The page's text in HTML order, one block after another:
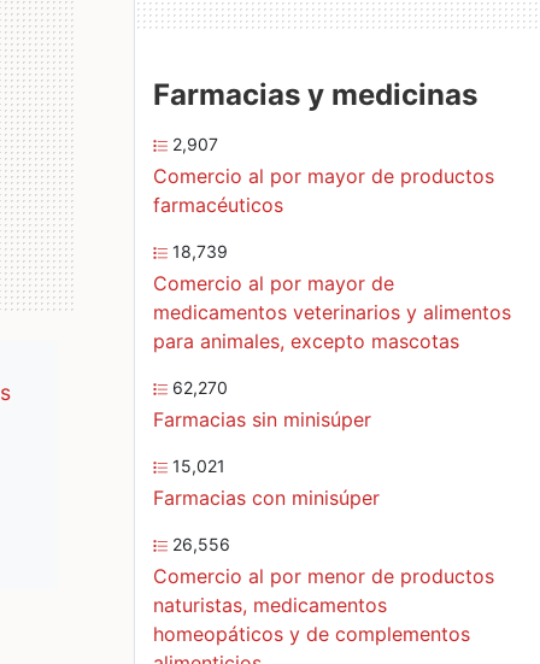
Farmacias y medicinas
2,907
Comercio al por mayor de productos
farmacéuticos
18,739
Comercio al por mayor de
medicamentos veterinarios y alimentos
para animales, excepto mascotas
62,270
Farmacias sin minisúper
15,021
Farmacias con minisúper
26,556
Comercio al por menor de productos
naturistas, medicamentos
homeopáticos y de complementos